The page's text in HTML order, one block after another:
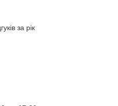
за рік